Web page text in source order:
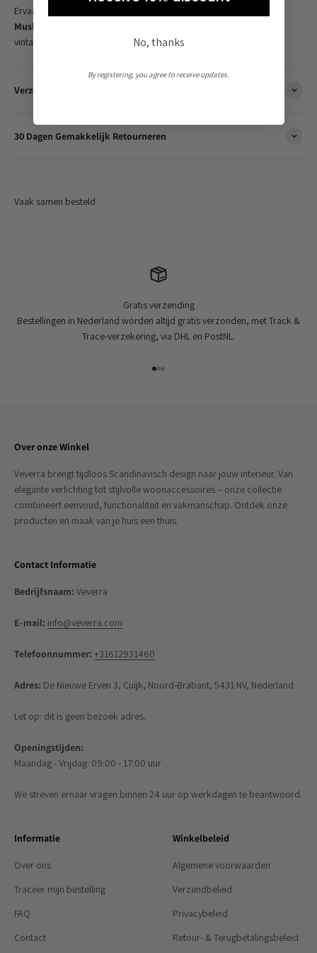
Ervaar de perfecte balans tussen stijl en functionaliteit met de
MushRoomGlow
vintage tafellamp.
Verzendinformatie
30 Dagen Gemakkelijk Retourneren
Gratis verzending
Bestellingen in Nederland worden altijd gratis verzonden, met Track &
Trace-verzekering, via DHL en PostNL.
Over onze Winkel
Veverra brengt tijdloos Scandinavisch design naar jouw interieur. Van
elegante verlichting tot stijlvolle woonaccessoires – onze collectie
combineert eenvoud, functionaliteit en vakmanschap. Ontdek onze
producten en maak van je huis een thuis.
Contact Informatie
Bedrijfsnaam: Veverra
E-mail: info@veverra.com
Telefoonnummer: +31612931460
Adres: De Nieuwe Erven 3, Cuijk, Noord-Brabant, 5431 NV, Nederland
Let op: dit is geen bezoek adres.
Openingstijden:
Maandag - Vrijdag: 09:00 - 17:00 uur
We streven ernaar vragen binnen 24 uur op werkdagen te beantwoord.
Informatie
Over ons
Traceer mijn bestelling
FAQ
Contact
Winkelbeleid
Algemene voorwaarden
Verzendbeleid
Privacybeleid
Retour- & Terugbetalingsbeleid
No, thanks
By registering, you agree to receive updates.